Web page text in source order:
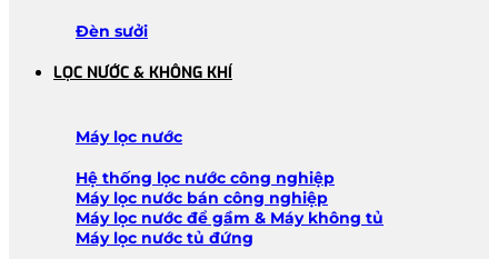
Đèn sưởi
LỌC NƯỚC & KHÔNG KHÍ
Máy lọc nước
Hệ thống lọc nước công nghiệp
Máy lọc nước bán công nghiệp
Máy lọc nước để gầm & Máy không tủ
Máy lọc nước tủ đứng